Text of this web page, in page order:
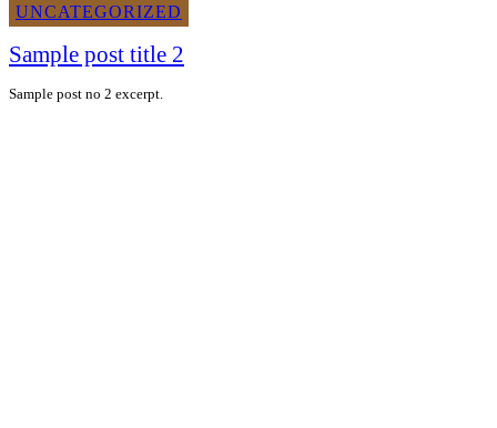
UNCATEGORIZED
Sample post title 2
Sample post no 2 excerpt.